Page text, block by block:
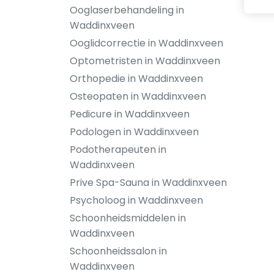
Ooglaserbehandeling in
Waddinxveen
Ooglidcorrectie in Waddinxveen
Optometristen in Waddinxveen
Orthopedie in Waddinxveen
Osteopaten in Waddinxveen
Pedicure in Waddinxveen
Podologen in Waddinxveen
Podotherapeuten in
Waddinxveen
Prive Spa-Sauna in Waddinxveen
Psycholoog in Waddinxveen
Schoonheidsmiddelen in
Waddinxveen
Schoonheidssalon in
Waddinxveen